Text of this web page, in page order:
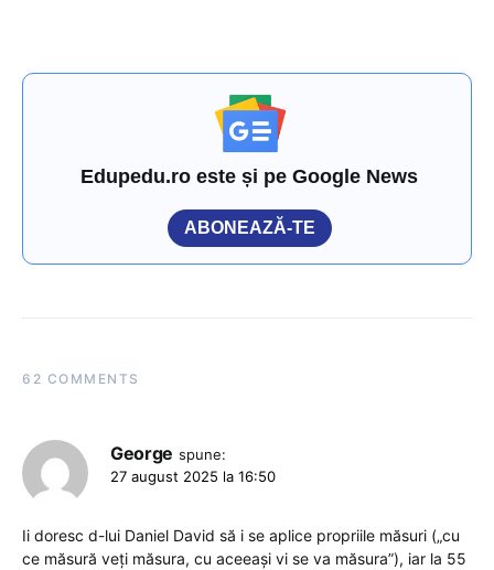
Edupedu.ro este și pe Google News
ABONEAZĂ-TE
62 COMMENTS
George spune:
27 august 2025 la 16:50
Ii doresc d-lui Daniel David să i se aplice propriile măsuri („cu
ce măsură veți măsura, cu aceeași vi se va măsura”), iar la 55